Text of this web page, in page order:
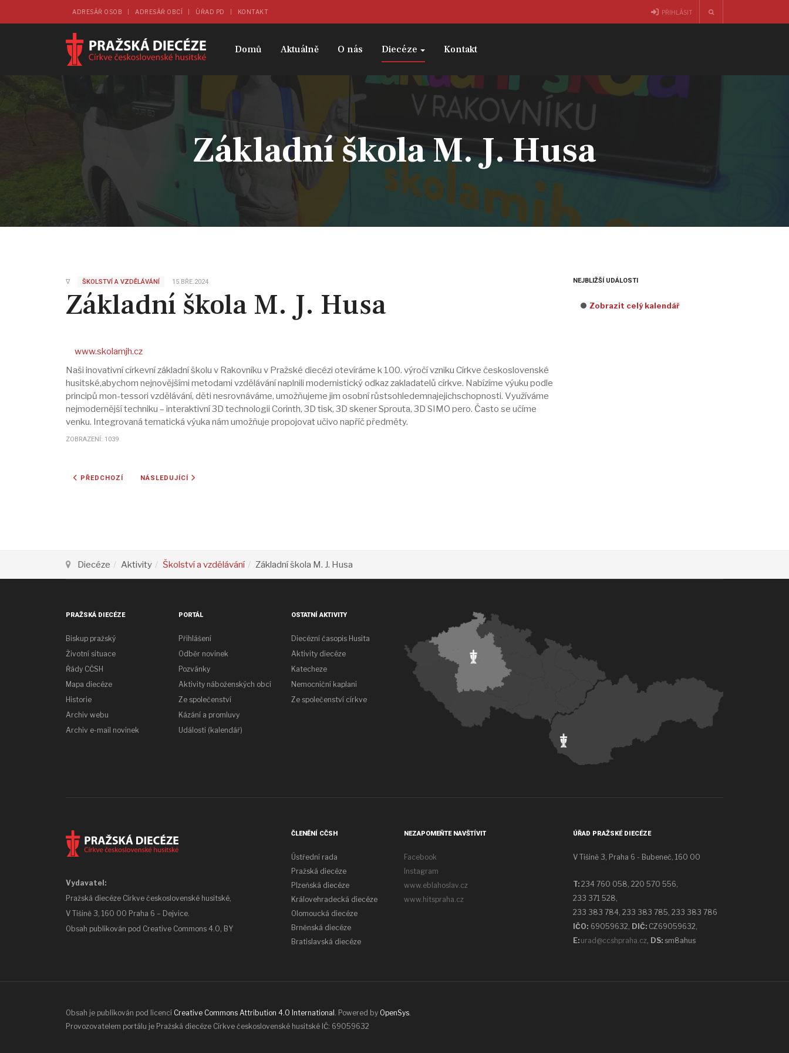
ADRESÁŘ OSOB ADRESÁŘ OBCÍ ÚŘAD PD KONTAKT PŘIHLÁSIT
Domů Aktuálně O nás Diecéze Kontakt
Základní škola M. J. Husa
∇ ŠKOLSTVÍ A VZDĚLÁVÁNÍ 15.BŘE.2024
Základní škola M. J. Husa
www.skolamjh.cz
Naši inovativní církevní základní školu v Rakovníku v Pražské diecézi otevíráme k 100. výročí vzniku Církve československé
husitské,abychom nejnovějšími metodami vzdělávání naplnili modernistický odkaz zakladatelů církve. Nabízíme výuku podle
principů mon-tessori vzdělávání, děti nesrovnáváme, umožňujeme jim osobní růstsohledemnajejichschopnosti. Využíváme
nejmodernější techniku – interaktivní 3D technologii Corinth, 3D tisk, 3D skener Sprouta, 3D SIMO pero. Často se učíme
venku. Integrovaná tematická výuka nám umožňuje propojovat učivo napříč předměty.
ZOBRAZENÍ: 1039
PŘEDCHOZÍ ČLÁNEK: VYŠŠÍ ODBORNÁ ŠKOLA HUSŮV INSTITUT TEOLOGICKÝCH STUDIÍ
PŘEDCHOZÍ DALŠÍ ČLÁNEK: SMĚROVKA - HUSOVA ZÁKLADNÍ A MATEŘSKÁ ŠKOLA
NÁSLEDUJÍCÍ
NEJBLIŽŠÍ UDÁLOSTI
Zobrazit celý kalendář
Diecéze Aktivity Školství a vzdělávání Základní škola M. J. Husa
PRAŽSKÁ DIECÉZE
Biskup pražský
Životní situace
Řády CČSH
Mapa diecéze
Historie
Archiv webu
Archiv e-mail novinek
PORTÁL
Přihlášení
Odběr novinek
Pozvánky
Aktivity náboženských obcí
Ze společenství
Kázání a promluvy
Události (kalendář)
OSTATNÍ AKTIVITY
Diecézní časopis Husita
Aktivity diecéze
Katecheze
Nemocniční kaplani
Ze společenství církve
Vydavatel:
Pražská diecéze Církve československé husitské,
V Tišině 3, 160 00 Praha 6 – Dejvice.
Obsah publikován pod Creative Commons 4.0, BY
ČLENĚNÍ CČSH
Ústřední rada
Pražská diecéze
Plzeňská diecéze
Královehradecká diecéze
Olomoucká diecéze
Brněnská diecéze
Bratislavská diecéze
NEZAPOMEŇTE NAVŠTÍVIT
Facebook
Instagram
www.eblahoslav.cz
www.hitspraha.cz
ÚŘAD PRAŽSKÉ DIECÉZE
V Tišině 3, Praha 6 - Bubeneč, 160 00
T: 234 760 058, 220 570 556,
233 371 528,
233 383 784, 233 383 785, 233 383 786
IČO: 69059632, DIČ: CZ69059632
E: urad@ccshpraha.cz DS: sm8ahus
Obsah je publikován pod licencí Creative Commons Attribution 4.0 International . Powered by OpenSys
Provozovatelem portálu je Pražská diecéze Církve československé husitské IČ: 69059632